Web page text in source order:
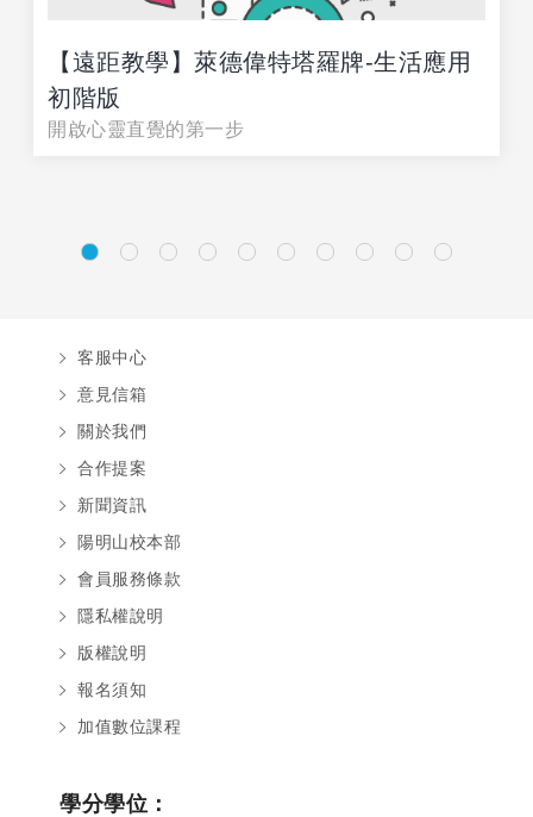
【遠距教學】萊德偉特塔羅牌-生活應用
初階版
開啟心靈直覺的第一步
客服中心
意見信箱
關於我們
合作提案
新聞資訊
陽明山校本部
會員服務條款
隱私權說明
版權說明
報名須知
加值數位課程
學分學位：